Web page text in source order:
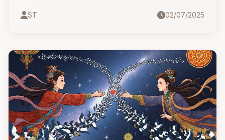
hấp tấp đã gây ra nạn đói cho loài người, khiến
giúp dân cày ruộng.
ST 02/07/2025